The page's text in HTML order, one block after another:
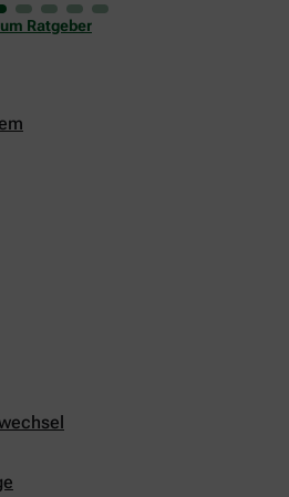
zu schaffen. Wenn die
auf mehr als 30 Grad
Tropennächte den Schlaf
nach einem
Ratgeber